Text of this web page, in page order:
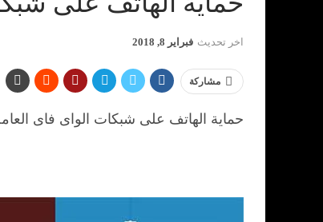
اخر تحديث فبراير 8, 2018
مشاركة
حماية الهاتف على شبكات الواى فاى